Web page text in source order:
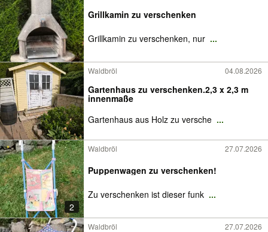
Grillkamin zu verschenken
Grillkamin zu verschenken, nur ...
Waldbröl 04.08.2026
Gartenhaus zu verschenken.2,3 x 2,3 m
innenmaße
Gartenhaus aus Holz zu versche ...
2
Waldbröl 27.07.2026
Puppenwagen zu verschenken!
Zu verschenken ist dieser funk ...
Waldbröl 27.07.2026